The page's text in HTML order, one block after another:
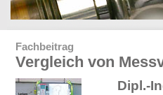
Fachbeitrag
Vergleich von
Dipl.-